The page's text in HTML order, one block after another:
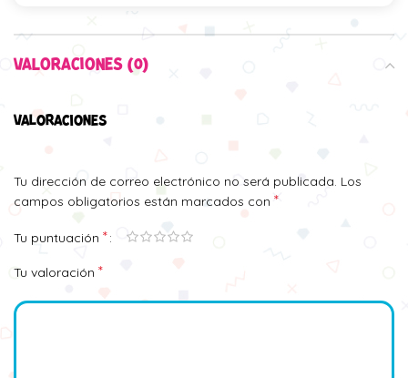
VALORACIONES (0)
VALORACIONES
Tu dirección de correo electrónico no será publicada. Los
campos obligatorios están marcados con *
Tu puntuación *
Tu valoración *